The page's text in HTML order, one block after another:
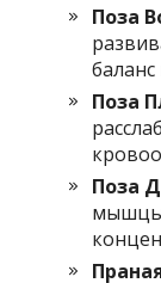
Поза
Поза
Поза
мышцы